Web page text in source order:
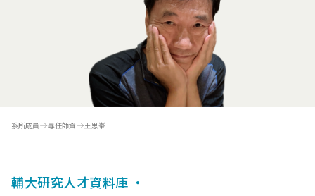
系所成員 專任師資 王思峯
輔大研究人才資料庫